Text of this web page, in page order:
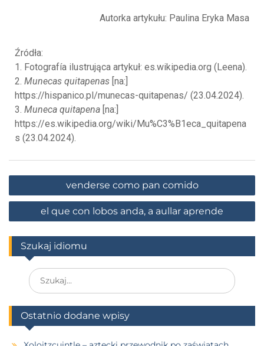
Autorka artykułu: Paulina Eryka Masa
Źródła:
1. Fotografía ilustrująca artykuł: es.wikipedia.org (Leena).
2. Munecas quitapenas [na:]
https://hispanico.pl/munecas-quitapenas/ (23.04.2024).
3. Muneca quitapena [na:]
https://es.wikipedia.org/wiki/Mu%C3%B1eca_quitapena
s (23.04.2024).
venderse como pan comido
el que con lobos anda, a aullar aprende
Szukaj idiomu
Ostatnio dodane wpisy